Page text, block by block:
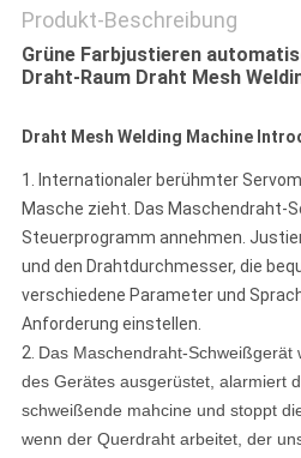
Produkt-Beschreibung
Grüne Farbjustieren
Draht-Raum Draht Mesh
Draht Mesh Welding Machine
1. Internationaler berühmter
Masche zieht. Das Maschendraht-
Steuerprogramm annehmen.
und den Drahtdurchmesser, die
verschiedene Parameter und
Anforderung einstellen.
2. Das Maschendraht-Schweißgerät
des Gerätes ausgerüstet, alarmiert
schweißende mahcine und stoppt
wenn der Querdraht arbeitet, der